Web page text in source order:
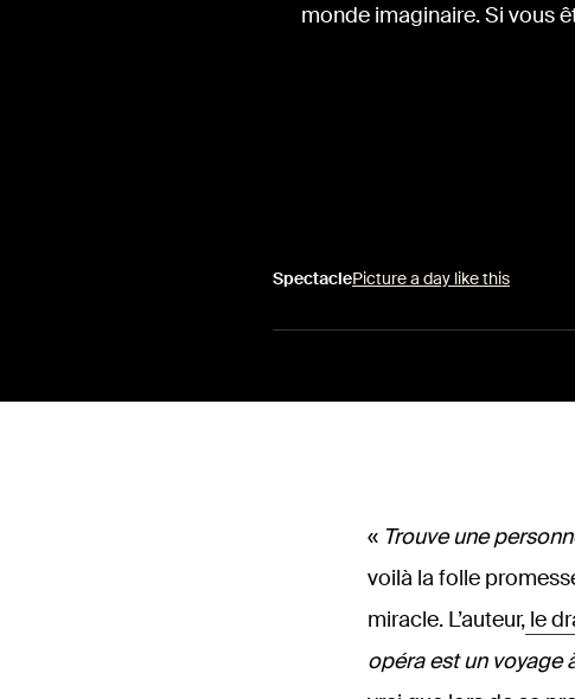
monde imaginaire. Si vous
SpectaclePicture a day like this
« Trouve une
voilà la folle
miracle. L’auteur,le
opéra est un voyage